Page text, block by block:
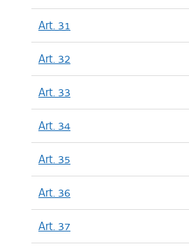
Art. 31
Art. 32
Art. 33
Art. 34
Art. 35
Art. 36
Art. 37